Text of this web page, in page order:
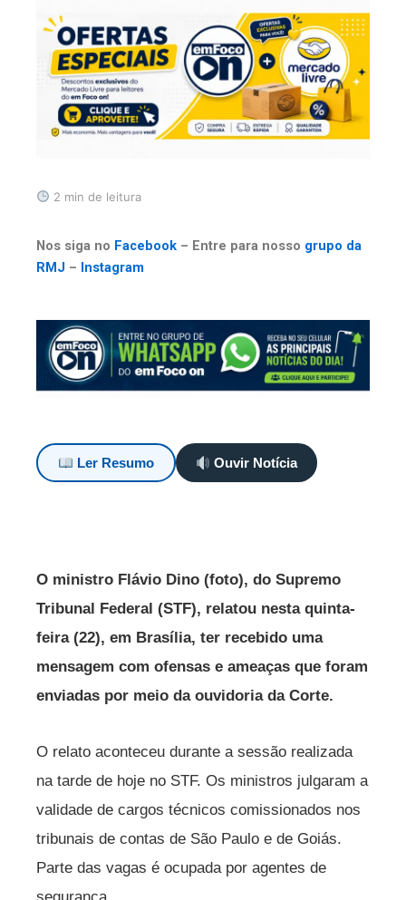
2 min de leitura
Nos siga no Facebook – Entre para nosso grupo da
RMJ – Instagram
Ler Resumo Ouvir Notícia
O ministro Flávio Dino (foto), do Supremo
Tribunal Federal (STF), relatou nesta quinta-
feira (22), em Brasília, ter recebido uma
mensagem com ofensas e ameaças que foram
enviadas por meio da ouvidoria da Corte.
O relato aconteceu durante a sessão realizada
na tarde de hoje no STF. Os ministros julgaram a
validade de cargos técnicos comissionados nos
tribunais de contas de São Paulo e de Goiás.
Parte das vagas é ocupada por agentes de